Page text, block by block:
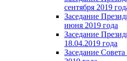
сентября 2019
Заседание
июня 2019 года
Заседание
18.04.2019 года
Заседание